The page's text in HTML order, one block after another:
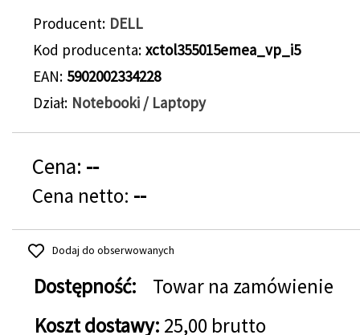
Producent DELL
Kod producenta xctol355015emea_vp_i5
EAN 5902002334228
Dział Notebooki / Laptopy
Cena: --
Cena netto: --
Dodaj do obserwowanych
Dostępność:
Towar na zamówienie
Koszt dostawy: 25,00 brutto